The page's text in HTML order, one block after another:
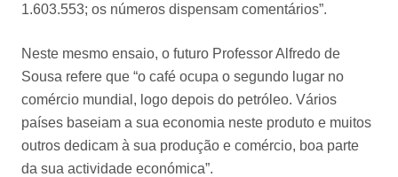
1.603.553; os números dispensam comentários”.
Neste mesmo ensaio, o futuro Professor Alfredo de
Sousa refere que “o café ocupa o segundo lugar no
comércio mundial, logo depois do petróleo. Vários
países baseiam a sua economia neste produto e muitos
outros dedicam à sua produção e comércio, boa parte
da sua actividade económica”.